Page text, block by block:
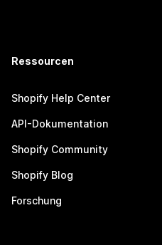
Ressourcen
Shopify Help Center
API-Dokumentation
Shopify Community
Shopify Blog
Forschung